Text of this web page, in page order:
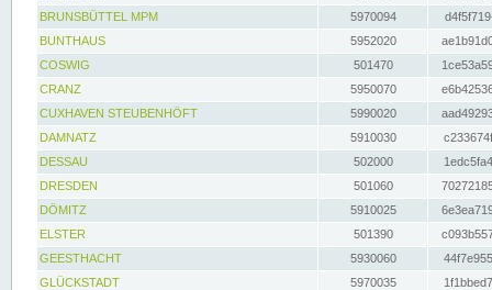
BRUNSBÜTTEL MPM
5970094
BUNTHAUS
5952020
COSWIG
501470
CRANZ
5950070
CUXHAVEN STEUBENHÖFT
5990020
DAMNATZ
5910030
DESSAU
502000
DRESDEN
501060
DÖMITZ
5910025
ELSTER
501390
GEESTHACHT
5930060
GLÜCKSTADT
5970035